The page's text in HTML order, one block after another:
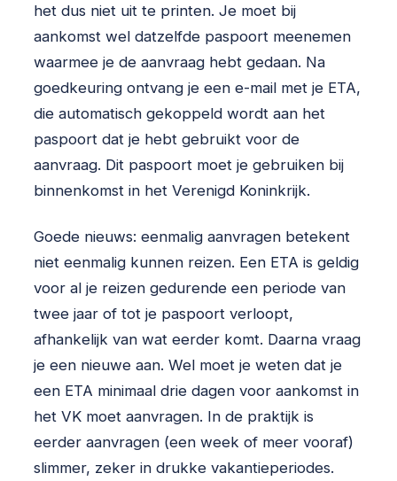
het dus niet uit te printen. Je moet bij
aankomst wel datzelfde paspoort meenemen
waarmee je de aanvraag hebt gedaan. Na
goedkeuring ontvang je een e-mail met je ETA,
die automatisch gekoppeld wordt aan het
paspoort dat je hebt gebruikt voor de
aanvraag. Dit paspoort moet je gebruiken bij
binnenkomst in het Verenigd Koninkrijk.
Goede nieuws: eenmalig aanvragen betekent
niet eenmalig kunnen reizen. Een ETA is geldig
voor al je reizen gedurende een periode van
twee jaar of tot je paspoort verloopt,
afhankelijk van wat eerder komt. Daarna vraag
je een nieuwe aan. Wel moet je weten dat je
een ETA minimaal drie dagen voor aankomst in
het VK moet aanvragen. In de praktijk is
eerder aanvragen (een week of meer vooraf)
slimmer, zeker in drukke vakantieperiodes.